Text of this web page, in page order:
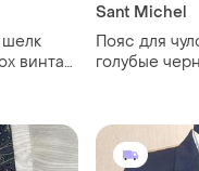
шелк
винтаж
Sant Michel
Пояс для
голубые